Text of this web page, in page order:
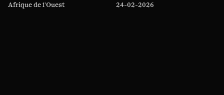
d’identité et de ma date de naissance.
Afrique de l'Ouest 24-02-2026